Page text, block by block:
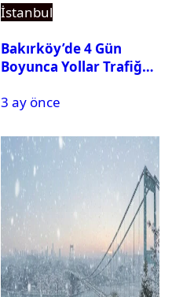
İstanbul
Bakırköy’de 4 Gün
Boyunca Yollar Trafiğe
3 ay önce